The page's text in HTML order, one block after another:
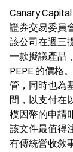
Canary
證券交易委員
該公司在週三
一款擬議產品
PEPE 的價格
管，同時也為
間，以支付在
模因幣的申請
該文件最值得
有傳統營收敘